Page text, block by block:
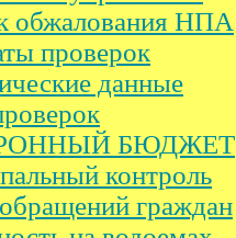
обжалования НПА
проверок
данные
БЮДЖЕТ
контроль
граждан